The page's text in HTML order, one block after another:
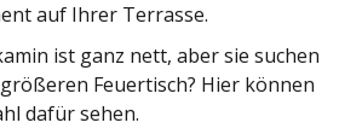
auf Ihrer Terrasse.
ist ganz nett, aber sie suchen
Feuertisch? Hier können
dafür sehen.